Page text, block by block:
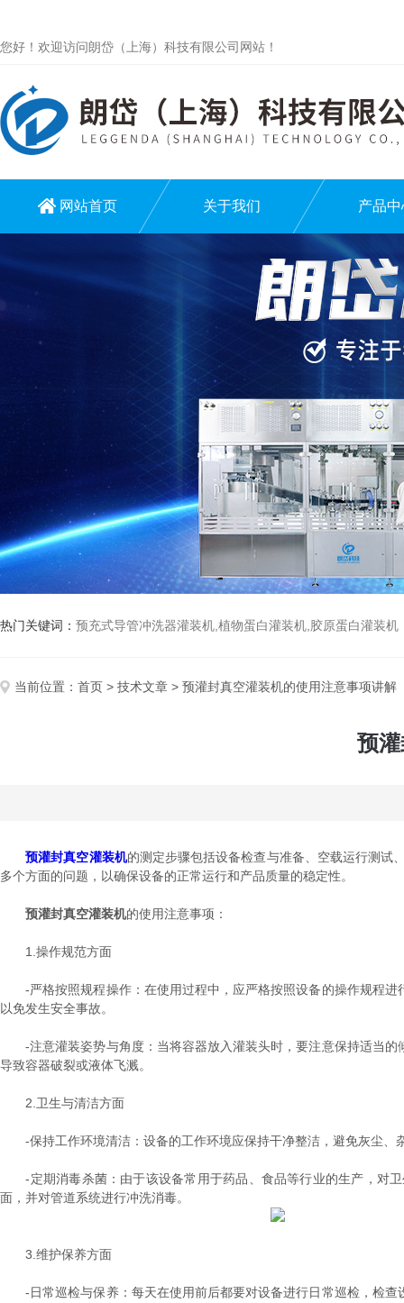
您好！欢迎访问朗岱（上海）科技有限公司网站！
网站首页 关于我们 产品中
热门关键词： 预充式导管冲洗器灌装机,植物蛋白灌装机,胶原蛋白灌装机
当前位置： 首页 > 技术文章 > 预灌封真空灌装机的使用注意事项讲解
预
预灌封真空灌装机的测定步骤包括设备检查与准备、空载运行测试
多个方面的问题，以确保设备的正常运行和产品质量的稳定性。
预灌封真空灌装机的使用注意事项：
1.操作规范方面
-严格按照规程操作：在使用过程中，应严格按照设备的操作规程进
以免发生安全事故。
-注意灌装姿势与角度：当将容器放入灌装头时，要注意保持适当的
导致容器破裂或液体飞溅。
2.卫生与清洁方面
-保持工作环境清洁：设备的工作环境应保持干净整洁，避免灰尘、
-定期消毒杀菌：由于该设备常用于药品、食品等行业的生产，对卫
面，并对管道系统进行冲洗消毒。
3.维护保养方面
-日常巡检与保养：每天在使用前后都要对设备进行日常巡检，检查